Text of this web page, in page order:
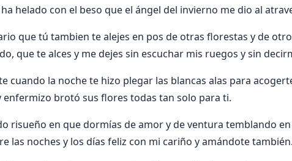
helado con el beso que el ángel del invierno me dio al
que tú tambien te alejes en pos de otras florestas y de
que te alces y me dejes sin escuchar mis ruegos y sin
cuando la noche te hizo plegar las blancas alas para
enfermizo brotó sus flores todas tan solo para ti.
risueño en que dormías de amor y de ventura temblando en
las noches y los días feliz con mi cariño y amándote